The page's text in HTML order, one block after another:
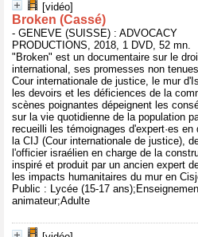
[vidéo]
Broken (Cassé)
- GENEVE (SUISSE) : ADVOCACY
PRODUCTIONS, 2018, 1 DVD, 52 mn.
"Broken" est un documentaire sur le
international, ses promesses non
Cour internationale de justice, le mur
les devoirs et les déficiences de la
scènes poignantes dépeignent les
sur la vie quotidienne de la population
recueilli les témoignages d'expert·es
la CIJ (Cour internationale de justice),
l'officier israélien en charge de la
inspiré et produit par un ancien expert
les impacts humanitaires du mur en
Public : Lycée (15-17
animateur;Adulte